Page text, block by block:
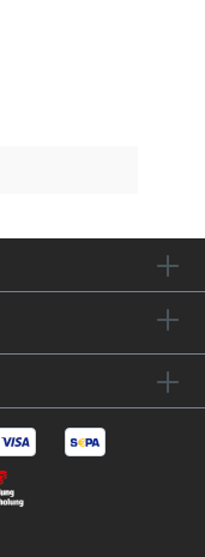
Version des
DAS Sinnbild
zwischen
und
Bilderrahmen
auf, so dass
haben
Das ist ein
die
zur Geltung
von
zur